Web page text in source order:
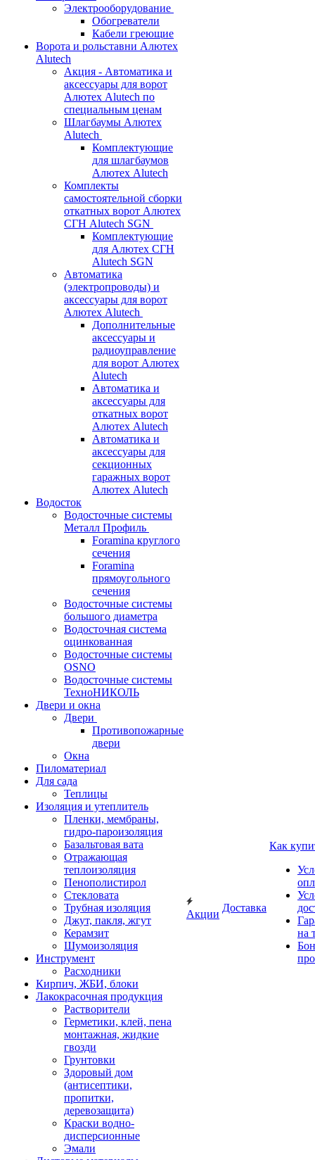
Электрооборудование
Обогреватели
Кабели греющие
Ворота и рольставни Алютех
Alutech
Акция - Автоматика и
аксессуары для ворот
Алютех Alutech по
специальным ценам
Шлагбаумы Алютех
Alutech
Комплектующие
для шлагбаумов
Алютех Alutech
Комплекты
самостоятельной сборки
откатных ворот Алютех
СГН Alutech SGN
Комплектующие
для Алютех СГН
Alutech SGN
Автоматика
(электропроводы) и
аксессуары для ворот
Алютех Alutech
Дополнительные
аксессуары и
радиоуправление
для ворот Алютех
Alutech
Автоматика и
аксессуары для
откатных ворот
Алютех Alutech
Автоматика и
аксессуары для
секционных
гаражных ворот
Алютех Alutech
Водосток
Водосточные системы
Металл Профиль
Foramina круглого
сечения
Foramina
прямоугольного
сечения
Водосточные системы
большого диаметра
Водосточная система
оцинкованная
Водосточные системы
OSNO
Водосточные системы
ТехноНИКОЛЬ
Двери и окна
Двери
Противопожарные
двери
Окна
Пиломатериал
Для сада
Теплицы
Изоляция и утеплитель
Пленки, мембраны,
гидро-пароизоляция
Базальтовая вата
Отражающая
теплоизоляция
Пенополистирол
Стекловата
Трубная изоляция
Джут, пакля, жгут
Керамзит
Шумоизоляция
Инструмент
Расходники
Кирпич, ЖБИ, блоки
Лакокрасочная продукция
Растворители
Герметики, клей, пена
монтажная, жидкие
гвозди
Грунтовки
Здоровый дом
(антисептики,
пропитки,
деревозащита)
Краски водно-
дисперсионные
Эмали
Акции
Доставка
Как
на